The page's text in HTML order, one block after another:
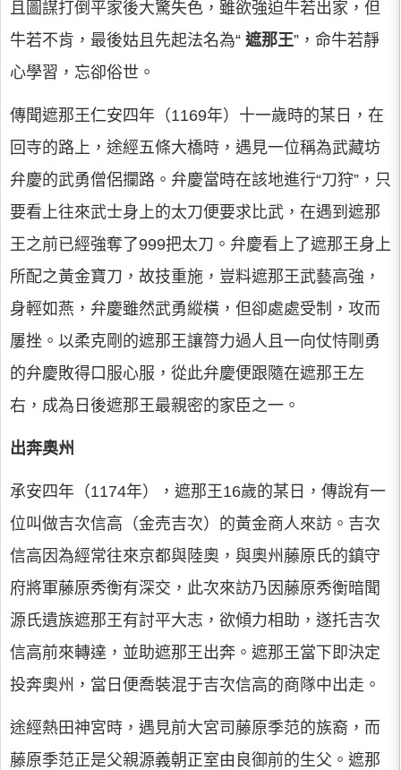
且圖謀打倒平家後大驚失色，雖欲強迫牛若出家，但
牛若不肯，最後姑且先起法名為“ 遮那王”，命牛若靜
心學習，忘卻俗世。
傳聞遮那王仁安四年（1169年）十一歲時的某日，在
回寺的路上，途經五條大橋時，遇見一位稱為武藏坊
弁慶的武勇僧侶攔路。弁慶當時在該地進行“刀狩”，只
要看上往來武士身上的太刀便要求比武，在遇到遮那
王之前已經強奪了999把太刀。弁慶看上了遮那王身上
所配之黃金寶刀，故技重施，豈料遮那王武藝高強，
身輕如燕，弁慶雖然武勇縱橫，但卻處處受制，攻而
屢挫。以柔克剛的遮那王讓膂力過人且一向仗恃剛勇
的弁慶敗得口服心服，從此弁慶便跟隨在遮那王左
右，成為日後遮那王最親密的家臣之一。
出奔奧州
承安四年（1174年），遮那王16歲的某日，傳說有一
位叫做吉次信高（金売吉次）的黃金商人來訪。吉次
信高因為經常往來京都與陸奧，與奧州藤原氏的鎮守
府將軍藤原秀衡有深交，此次來訪乃因藤原秀衡暗聞
源氏遺族遮那王有討平大志，欲傾力相助，遂托吉次
信高前來轉達，並助遮那王出奔。遮那王當下即決定
投奔奧州，當日便喬裝混于吉次信高的商隊中出走。
途經熱田神宮時，遇見前大宮司藤原季范的族裔，而
藤原季范正是父親源義朝正室由良御前的生父。遮那